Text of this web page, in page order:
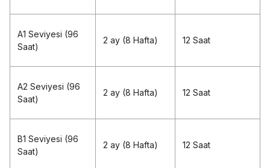
A1 Seviyesi (96
Saat)
2 ay (8 Hafta) 12 Saat
A2 Seviyesi (96
Saat)
2 ay (8 Hafta) 12 Saat
B1 Seviyesi (96
Saat)
2 ay (8 Hafta) 12 Saat